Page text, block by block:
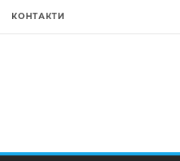
КОНТАКТИ